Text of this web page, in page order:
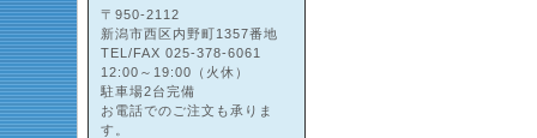
〒950-2112
新潟市西区内野町1357番地
TEL/FAX 025-378-6061
12:00～19:00（火休）
駐車場2台完備
お電話でのご注文も承りま
す。